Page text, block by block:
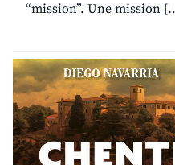
“mission”. Une mission